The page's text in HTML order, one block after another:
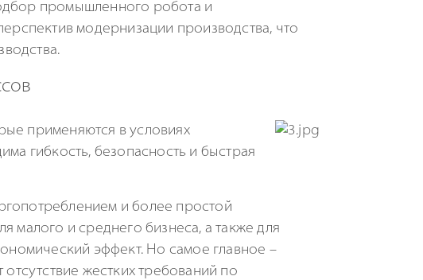
промышленного робота и
модернизации производства, что
применяются в условиях
гибкость, безопасность и быстрая
и более простой
малого и среднего бизнеса, а также для
эффект. Но самое главное –
жестких требований по